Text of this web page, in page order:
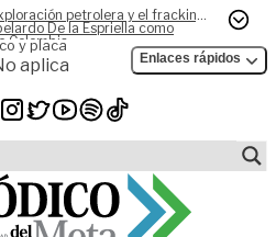
petrolera y el fracking,
De la Espriella como
Colombia
y placa
aplica Enlaces rápidos